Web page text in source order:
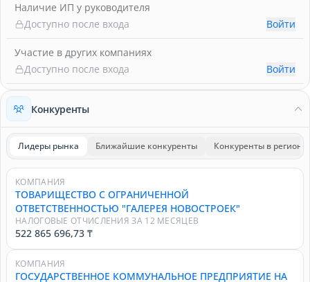
Наличие ИП у руководителя
Доступно после входа
Войти
Участие в других компаниях
Доступно после входа
Войти
Конкуренты
Лидеры рынка Ближайшие конкуренты Конкуренты в регионе
КОМПАНИЯ
ТОВАРИЩЕСТВО С ОГРАНИЧЕННОЙ
ОТВЕТСТВЕННОСТЬЮ "ГАЛЕРЕЯ НОВОСТРОЕК"
НАЛОГОВЫЕ ОТЧИСЛЕНИЯ ЗА 12 МЕСЯЦЕВ
522 865 696,73 ₸
КОМПАНИЯ
ГОСУДАРСТВЕННОЕ КОММУНАЛЬНОЕ ПРЕДПРИЯТИЕ НА